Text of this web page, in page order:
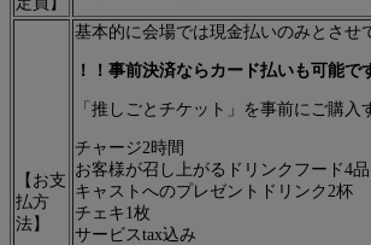
【お支
払方
法】
基本的に会場では現金払いのみとさせ
！！事前決済ならカード払いも可能で
「推しごとチケット」を事前にご購入
チャージ2時間
お客様が召し上がるドリンクフード4品
キャストへのプレゼントドリンク2杯
チェキ1枚
サービスtax込み